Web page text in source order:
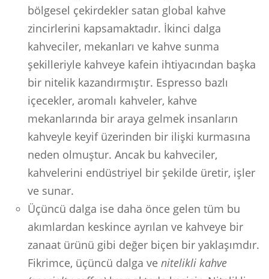
bölgesel çekirdekler satan global kahve
zincirlerini kapsamaktadır. İkinci dalga
kahveciler, mekanları ve kahve sunma
şekilleriyle kahveye kafein ihtiyacından başka
bir nitelik kazandırmıştır. Espresso bazlı
içecekler, aromalı kahveler, kahve
mekanlarında bir araya gelmek insanların
kahveyle keyif üzerinden bir ilişki kurmasına
neden olmuştur. Ancak bu kahveciler,
kahvelerini endüstriyel bir şekilde üretir, işler
ve sunar.
Üçüncü dalga ise daha önce gelen tüm bu
akımlardan keskince ayrılan ve kahveye bir
zanaat ürünü gibi değer biçen bir yaklaşımdır.
Fikrimce, üçüncü dalga ve nitelikli kahve